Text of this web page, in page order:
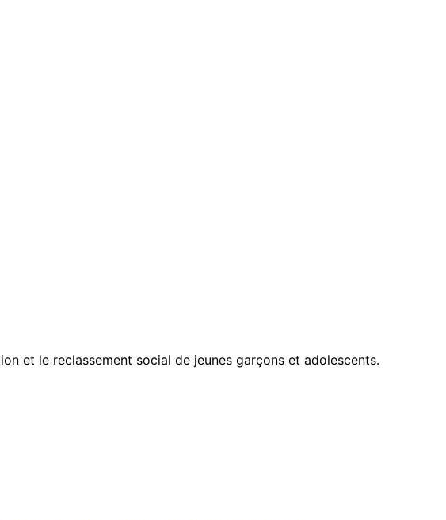
et le reclassement social de jeunes garçons et adolescents.